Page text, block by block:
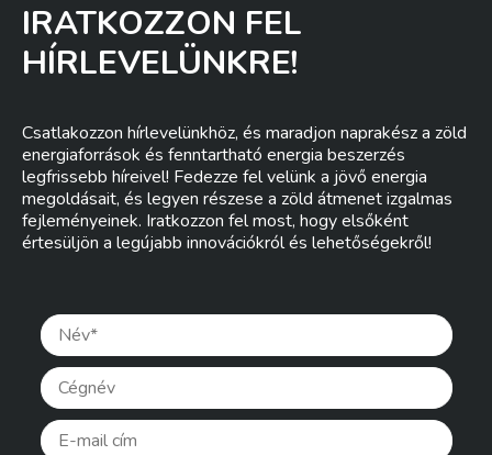
IRATKOZZON FEL
HÍRLEVELÜNKRE!
Csatlakozzon hírlevelünkhöz, és maradjon naprakész a zöld
energiaforrások és fenntartható energia beszerzés
legfrissebb híreivel! Fedezze fel velünk a jövő energia
megoldásait, és legyen részese a zöld átmenet izgalmas
fejleményeinek. Iratkozzon fel most, hogy elsőként
értesüljön a legújabb innovációkról és lehetőségekről!